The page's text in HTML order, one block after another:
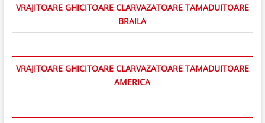
VRAJITOARE GHICITOARE CLARVAZATOARE TAMADUITOARE
BRAILA
VRAJITOARE GHICITOARE CLARVAZATOARE TAMADUITOARE
AMERICA